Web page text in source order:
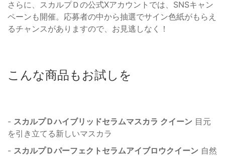
さらに、スカルプＤの公式Xアカウントでは、SNSキャン
ペーンも開催。応募者の中から抽選でサイン色紙がもらえ
るチャンスがありますので、お見逃しなく！
こんな商品もお試しを
- スカルプＤハイブリッドセラムマスカラ クイーン 目元
を引き立てる新しいマスカラ
- スカルプＤパーフェクトセラムアイブロウクイーン 自然